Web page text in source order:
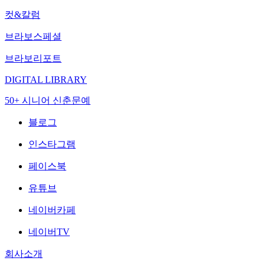
컷&칼럼
브라보스페셜
브라보리포트
DIGITAL LIBRARY
50+ 시니어 신춘문예
블로그
인스타그램
페이스북
유튜브
네이버카페
네이버TV
회사소개